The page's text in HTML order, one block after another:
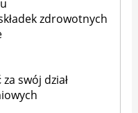
zdrowotnych
swój dział